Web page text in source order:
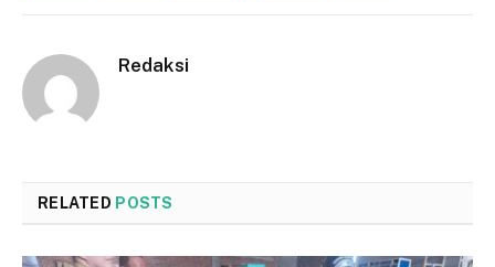
Redaksi
RELATED POSTS